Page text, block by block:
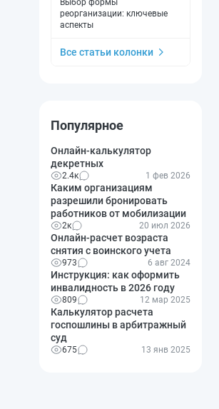
Выбор формы
реорганизации: ключевые
аспекты
Все статьи колонки
Популярное
Онлайн-калькулятор
декретных
2.4к 1 фев 2026
Каким организациям
разрешили бронировать
работников от мобилизации
2к 20 июл 2026
Онлайн-расчет возраста
снятия с воинского учета
973 6 авг 2024
Инструкция: как оформить
инвалидность в 2026 году
809 12 мар 2025
Калькулятор расчета
госпошлины в арбитражный
суд
675 13 янв 2025